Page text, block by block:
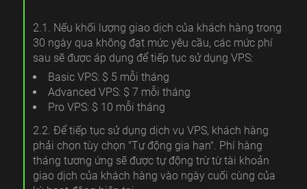
2.1. Nếu khối lượng giao dịch của khách hàng trong
30 ngày qua không đạt mức yêu cầu, các mức phí
sau sẽ được áp dụng để tiếp tục sử dụng VPS:
Basic VPS: $ 5 mỗi tháng
Advanced VPS: $ 7 mỗi tháng
Pro VPS: $ 10 mỗi tháng
2.2. Để tiếp tục sử dụng dịch vụ VPS, khách hàng
phải chọn tùy chọn "Tự động gia hạn". Phí hàng
tháng tương ứng sẽ được tự động trừ từ tài khoản
giao dịch của khách hàng vào ngày cuối cùng của